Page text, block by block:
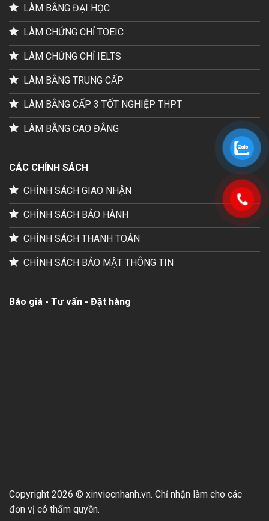
LÀM BẰNG ĐẠI HỌC
LÀM CHỨNG CHỈ TOEIC
LÀM CHỨNG CHỈ IELTS
LÀM BẰNG TRUNG CẤP
LÀM BẰNG CẤP 3 TỐT NGHIỆP THPT
LÀM BẰNG CAO ĐẲNG
CÁC CHÍNH SÁCH
CHÍNH SÁCH GIAO NHẬN
CHÍNH SÁCH BẢO HÀNH
CHÍNH SÁCH THANH TOÁN
CHÍNH SÁCH BẢO MẬT THÔNG TIN
Báo giá - Tư vấn - Đặt hàng
Copyright 2026 © xinviecnhanh.vn. Chỉ nhận làm cho các
đơn vị có thẩm quyền.